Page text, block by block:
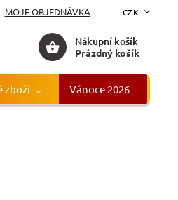
MOJE OBJEDNÁVKA CZK
Nákupní košík
Prázdný košík
zboží Vánoce 2026